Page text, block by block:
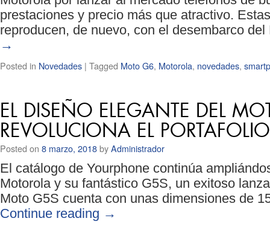
prestaciones y precio más que atractivo.
reproducen, de nuevo, con el desembarco
→
Posted in Novedades | Tagged Moto G6, Motorola, novedades,
EL DISEÑO ELEGANTE DEL
REVOLUCIONA EL
Posted on 8 marzo, 2018byAdministrador
El catálogo de Yourphone continúa
Motorola y su fantástico G5S, un exitoso
Moto G5S cuenta con unas dimensiones de
Continue reading →